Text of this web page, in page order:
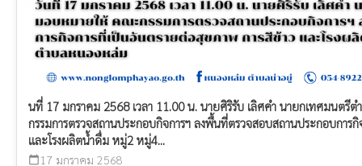
นที่ 17 มกราคม 2568 เวลา 11.00 น. นายศิริรับ เลิศคำ นายกเทศมนต
กรรมการตรวจสถานประกอบกิจการฯ ลงพื้นที่ตรวจสอบสถานประกอบการ
และโรงผลิตน้ำดื่ม หมู่2 หมู่4...
calendar_today 17 มกราคม 2568